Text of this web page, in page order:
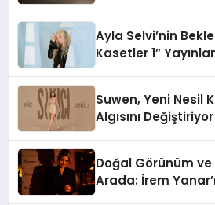
Ayla Selvi’nin
Kasetler 1”
Suwen, Yeni Nesil
Algısını Değiştiriyor
Doğal Görünüm ve
Arada: İrem